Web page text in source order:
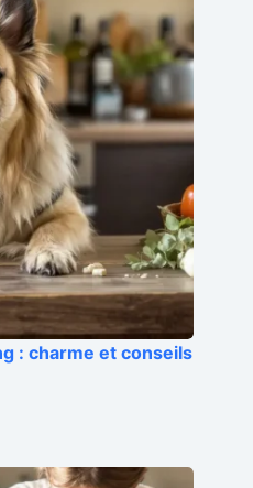
: charme et conseils